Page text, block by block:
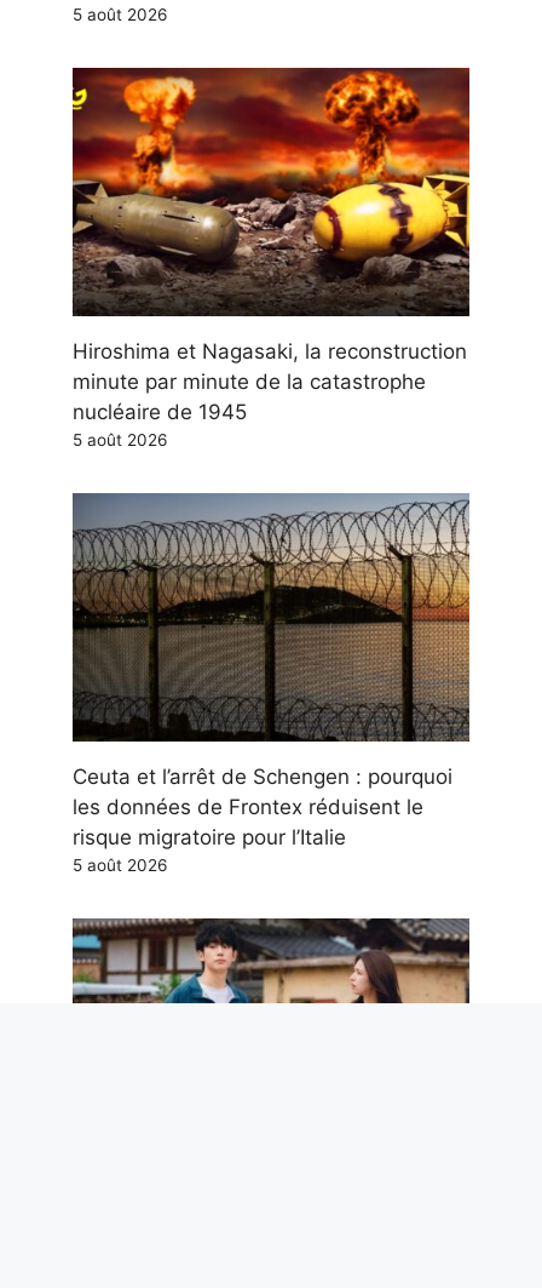
5 août 2026
Hiroshima et Nagasaki, la reconstruction
minute par minute de la catastrophe
nucléaire de 1945
5 août 2026
Ceuta et l’arrêt de Schengen : pourquoi
les données de Frontex réduisent le
risque migratoire pour l’Italie
5 août 2026